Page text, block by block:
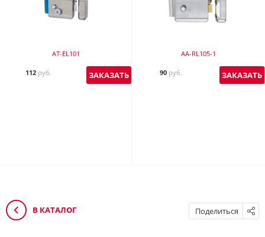
AT-EL101
112 руб. ЗАКАЗАТЬ
AA-RL105-1
90 руб. ЗАКАЗАТЬ
В КАТАЛОГ Поделиться